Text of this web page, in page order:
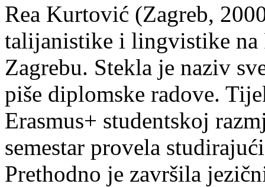
Rea Kurtović (Zagreb,
talijanistike i lingvistike
Zagrebu. Stekla je naziv
piše diplomske radove.
Erasmus+ studentskoj
semestar provela
Prethodno je završila